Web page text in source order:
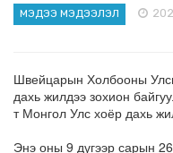
МЭДЭЭ МЭДЭЭЛЭЛ
Швейцарын Холбооны
дахь жилдээ зохион
т Монгол Улс хоёр дахь
Энэ оны 9 дүгээр сарын